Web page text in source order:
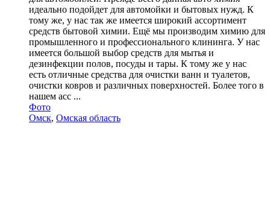
идеально подойдет для автомойки и бытовых нужд. К
тому же, у нас так же имеется широкий ассортимент
средств бытовой химии. Ещё мы производим химию для
промышленного и профессионального клининга. У нас
имеется большой выбор средств для мытья и
дезинфекции полов, посуды и тары. К тому же у нас
есть отличные средства для очистки ванн и туалетов,
очистки ковров и различных поверхностей. Более того в
нашем асс ...
Фото
Омск, Омская область